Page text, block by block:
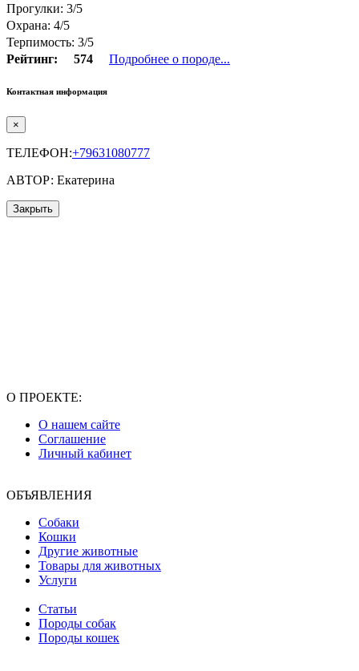
Прогулки: 3/5
Охрана: 4/5
Терпимость: 3/5
Рейтинг:
574 Подробнее о породе...
Контактная информация
×
ТЕЛЕФОН:+79631080777
АВТОР: Екатерина
Закрыть
О ПРОЕКТЕ:
О нашем сайте
Соглашение
Личный кабинет
ОБЪЯВЛЕНИЯ
Собаки
Кошки
Другие животные
Товары для животных
Услуги
Статьи
Породы собак
Породы кошек